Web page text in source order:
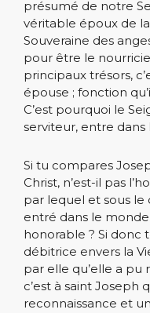
présumé de notre
véritable époux de
Souveraine des
pour être le
principaux trésors,
épouse ; fonction
C’est pourquoi le
serviteur, entre
Si tu compares
Christ, n’est-il pas
par lequel et sous
entré dans le
honorable ? Si donc
débitrice envers la
par elle qu’elle a pu
c’est à saint Joseph
reconnaissance et